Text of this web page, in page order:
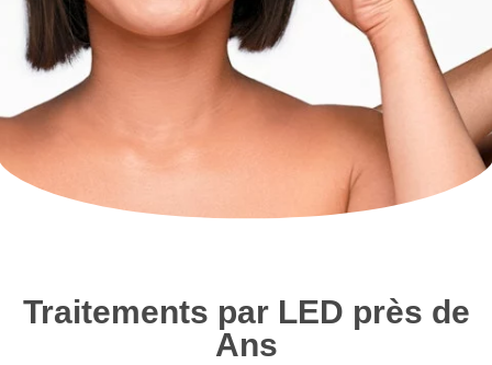
Traitements par LED près de
Ans